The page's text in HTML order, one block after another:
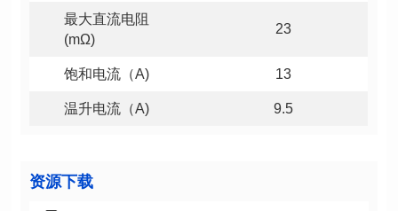
(mΩ)
23
饱和电流（A) 13
温升电流（A) 9.5
资源下载